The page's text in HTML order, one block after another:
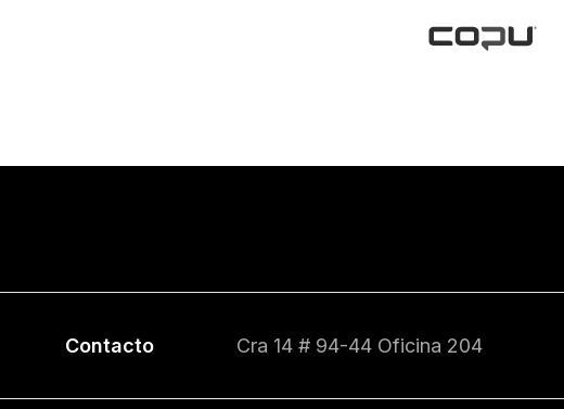
Contacto Cra 14 # 94-44 Oficina 204